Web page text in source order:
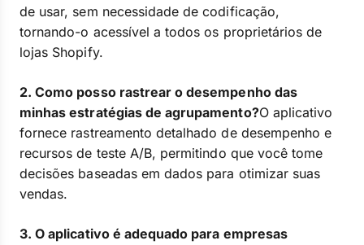
de usar, sem necessidade de codificação,
tornando-o acessível a todos os proprietários de
lojas Shopify.
2. Como posso rastrear o desempenho das
minhas estratégias de agrupamento?O aplicativo
fornece rastreamento detalhado de desempenho e
recursos de teste A/B, permitindo que você tome
decisões baseadas em dados para otimizar suas
vendas.
3. O aplicativo é adequado para empresas